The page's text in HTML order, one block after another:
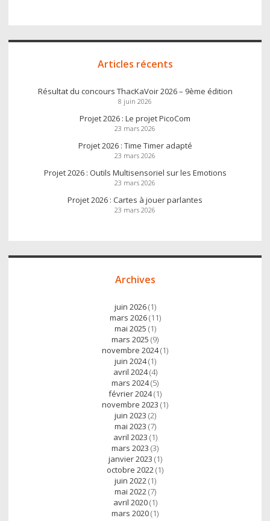
Articles récents
Résultat du concours ThacKaVoir 2026 – 9ème édition
8 juin 2026
Projet 2026 : Le projet PicoCom
23 mars 2026
Projet 2026 : Time Timer adapté
23 mars 2026
Projet 2026 : Outils Multisensoriel sur les Emotions
23 mars 2026
Projet 2026 : Cartes à jouer parlantes
23 mars 2026
Archives
juin 2026(1)
mars 2026(11)
mai 2025 (1)
mars 2025 (9)
novembre 2024(1)
juin 2024(1)
avril 2024(4)
mars 2024(5)
février 2024(1)
novembre 2023 (1)
juin 2023 (2)
mai 2023 (7)
avril 2023 (1)
mars 2023 (3)
janvier 2023 (1)
octobre 2022(1)
juin 2022(1)
mai 2022(7)
avril 2020(1)
mars 2020(1)